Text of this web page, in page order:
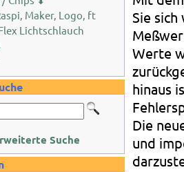
Maker, Logo, ft
Lichtschlauch
Suche
Sie sich
Werte
hinaus
Die
und